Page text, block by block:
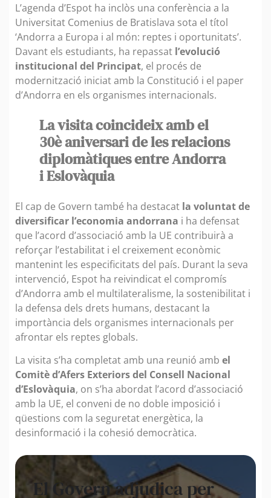
L’agenda d’Espot ha inclòs una conferència a la
Universitat Comenius de Bratislava sota el títol
‘Andorra a Europa i al món: reptes i oportunitats’.
Davant els estudiants, ha repassat l’evolució
institucional del Principat, el procés de
modernització iniciat amb la Constitució i el paper
d’Andorra en els organismes internacionals.
La visita coincideix amb el
30è aniversari de les relacions
diplomàtiques entre Andorra
i Eslovàquia
El cap de Govern també ha destacat la voluntat de
diversificar l’economia andorrana i ha defensat
que l’acord d’associació amb la UE contribuirà a
reforçar l’estabilitat i el creixement econòmic
mantenint les especificitats del país. Durant la seva
intervenció, Espot ha reivindicat el compromís
d’Andorra amb el multilateralisme, la sostenibilitat i
la defensa dels drets humans, destacant la
importància dels organismes internacionals per
afrontar els reptes globals.
La visita s’ha completat amb una reunió amb el
Comitè d’Afers Exteriors del Consell Nacional
d’Eslovàquia, on s’ha abordat l’acord d’associació
amb la UE, el conveni de no doble imposició i
qüestions com la seguretat energètica, la
desinformació i la cohesió democràtica.
El Govern adjudica per